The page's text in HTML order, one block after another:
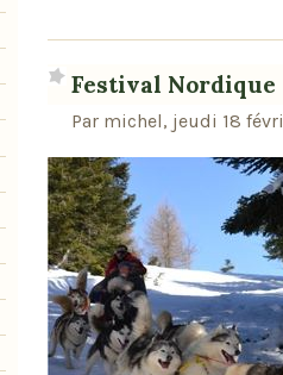
Festival Nordique
Par michel, jeudi 18